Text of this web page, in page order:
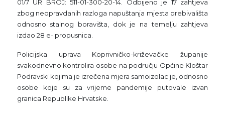
01/7 UR BROJ: 511-01-300-20-14. Odbijeno je 17 zahtjeva
zbog neopravdanih razloga napuštanja mjesta prebivališta
odnosno stalnog boravišta, dok je na temelju zahtjeva
izdao 28 e- propusnica.
Policijska uprava Koprivničko-križevačke županije
svakodnevno kontrolira osobe na području Općine Kloštar
Podravski kojima je izrečena mjera samoizolacije, odnosno
osobe koje su za vrijeme pandemije putovale izvan
granica Republike Hrvatske.